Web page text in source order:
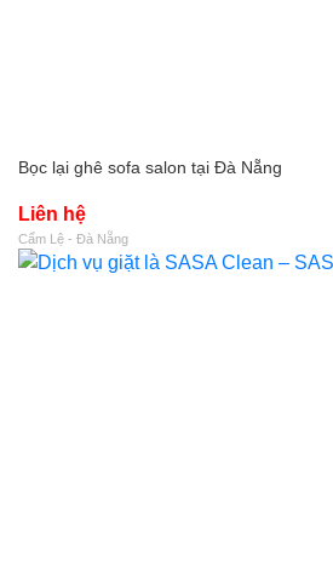
Bọc lại ghê sofa salon tại Đà Nẵng
Liên hệ
Cẩm Lệ - Đà Nẵng